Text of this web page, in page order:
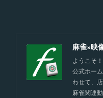
ようこそ
公式ホー
わせて、
麻雀関連